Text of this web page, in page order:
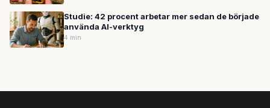
Studie: 42 procent arbetar mer sedan de började
använda AI-verktyg
4 min